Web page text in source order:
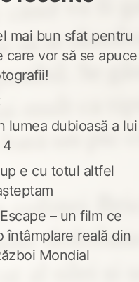
mai bun sfat pentru
care vor să se apuce
lumea dubioasă a lui
4
e cu totul altfel
– un film ce
întâmplare reală din
Mondial